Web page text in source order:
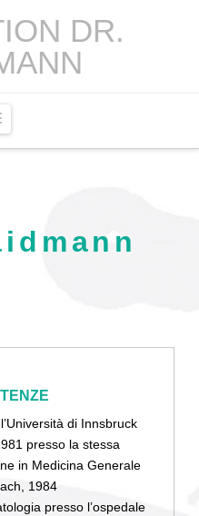
DR.
Navigation
di Innsbruck
presso la stessa
in Medicina Generale
1984
presso l’ospedale